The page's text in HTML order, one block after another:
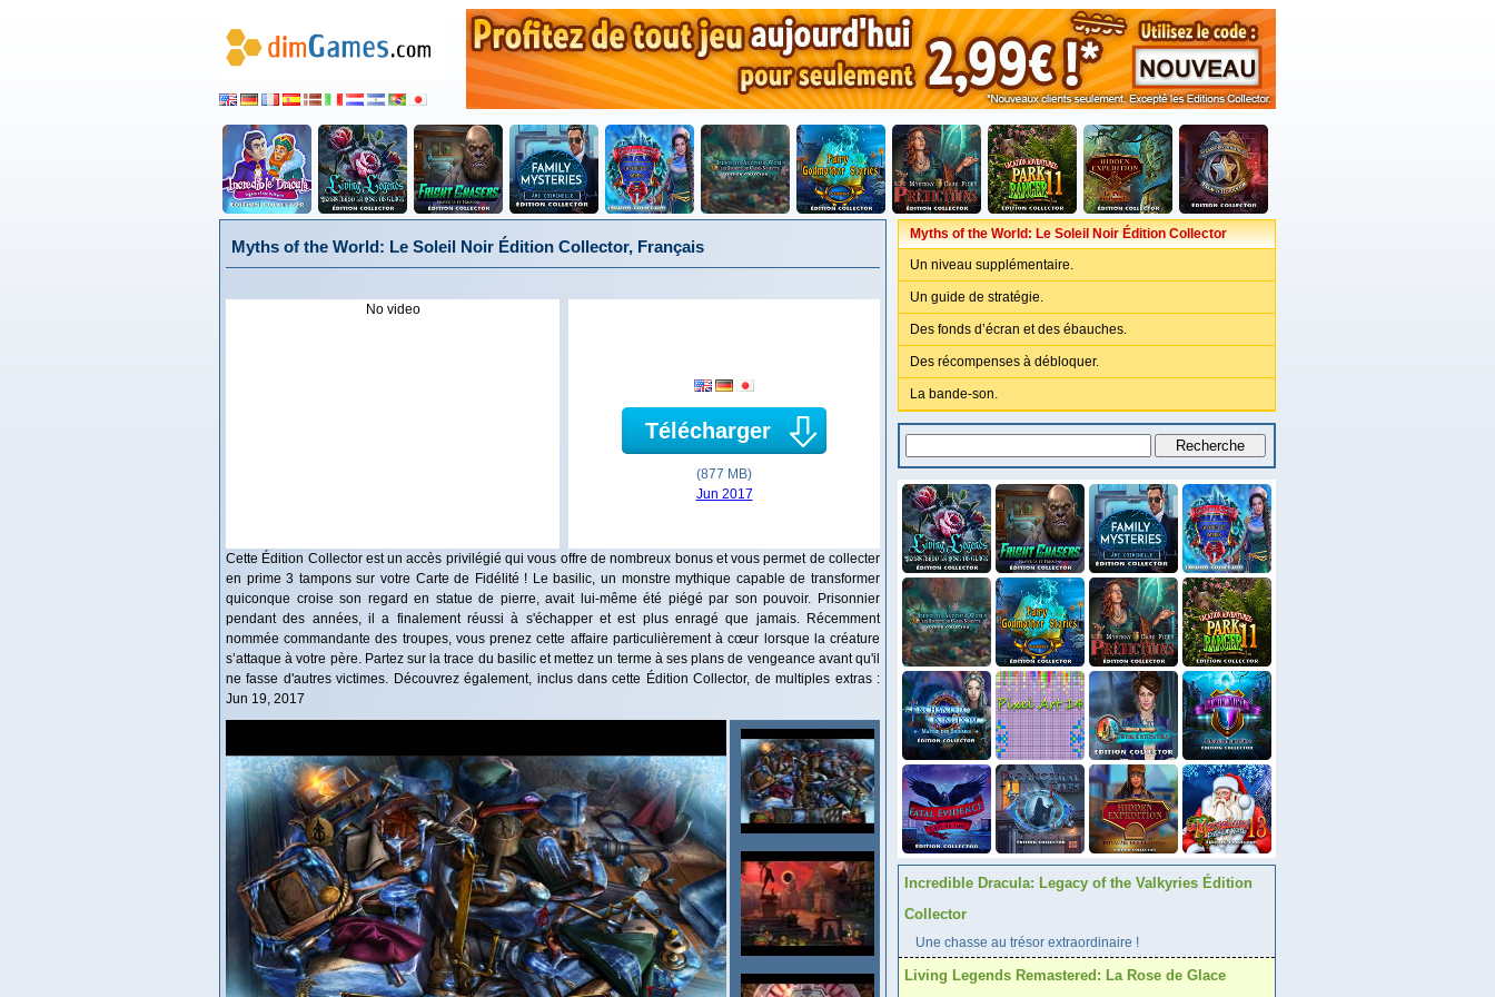
Myths of the World: Le Soleil Noir Édition Collector, Français
No video
Télécharger
(877 MB)
Jun 2017
Cette Édition Collector est un accès privilégié qui vous offre de nombreux bonus et vous permet de collecter
en prime 3 tampons sur votre Carte de Fidélité ! Le basilic, un monstre mythique capable de transformer
quiconque croise son regard en statue de pierre, avait lui-même été piégé par son pouvoir. Prisonnier
pendant des années, il a finalement réussi à s'échapper et est plus enragé que jamais. Récemment
nommée commandante des troupes, vous prenez cette affaire particulièrement à cœur lorsque la créature
s’attaque à votre père. Partez sur la trace du basilic et mettez un terme à ses plans de vengeance avant qu'il
ne fasse d'autres victimes. Découvrez également, inclus dans cette Édition Collector, de multiples extras :
Jun 19, 2017
Myths of the World: Le Soleil Noir Édition Collector
Un niveau supplémentaire.
Un guide de stratégie.
Des fonds d’écran et des ébauches.
Des récompenses à débloquer.
La bande-son.
Incredible Dracula: Legacy of the Valkyries Édition
Collector
Une chasse au trésor extraordinaire !
Living Legends Remastered: La Rose de Glace